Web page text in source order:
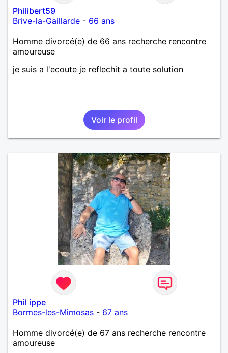
Philibert59
Brive-la-Gaillarde - 66 ans
Homme divorcé(e) de 66 ans recherche rencontre
amoureuse
je suis a l'ecoute je reflechit a toute solution
Voir le profil
Phil ippe
Bormes-les-Mimosas - 67 ans
Homme divorcé(e) de 67 ans recherche rencontre
amoureuse